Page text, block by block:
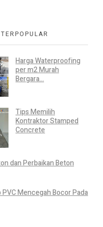
Harga Waterproofing
per m2 Murah
Bergara...
Tips Memilih
Kontraktor Stamped
Concrete
dan Perbaikan Beton
Mencegah Bocor Pada